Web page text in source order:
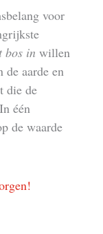
voor
bos in willen
de aarde en
die de
één
de waarde